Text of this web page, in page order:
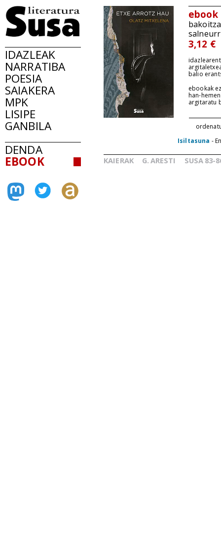
IDAZLEAK
NARRATIBA
POESIA
SAIAKERA
MPK
LISIPE
GANBILA
DENDA
EBOOK
ebook
3,12 €
balio
ebookak
han-
argitaratu
Isiltasuna -
KAIERAK G. ARESTI SUSA 83-